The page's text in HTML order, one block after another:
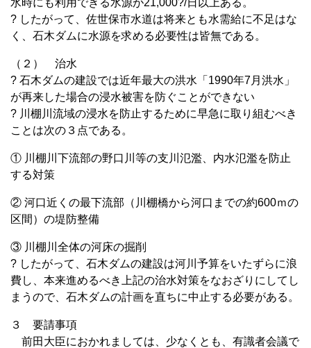
? したがって、佐世保市水道は将来とも水需給に不足はな
く、石木ダムに水源を求める必要性は皆無である。
（２） 治水
? 石木ダムの建設では近年最大の洪水「1990年7月洪水」
が再来した場合の浸水被害を防ぐことができない
? 川棚川流域の浸水を防止するために早急に取り組むべき
ことは次の３点である。
① 川棚川下流部の野口川等の支川氾濫、内水氾濫を防止
する対策
② 河口近くの最下流部（川棚橋から河口までの約600ｍの
区間）の堤防整備
③ 川棚川全体の河床の掘削
? したがって、石木ダムの建設は河川予算をいたずらに浪
費し、本来進めるべき上記の治水対策をなおざりにしてし
まうので、石木ダムの計画を直ちに中止する必要がある。
３ 要請事項
前田大臣におかれましては、少なくとも、有識者会議で